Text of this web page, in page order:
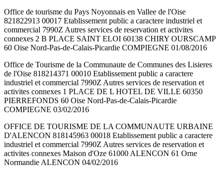
Office de tourisme du Pays Noyonnais en Vallee de l'Oise
821822913 00017 Etablissement public a caractere industriel et
commercial 7990Z Autres services de reservation et activites
connexes 2 B PLACE SAINT ELOI 60138 CHIRY OURSCAMP
60 Oise Nord-Pas-de-Calais-Picardie COMPIEGNE 01/08/2016
Office de Tourisme de la Communaute de Communes des Lisieres
de l'Oise 818214371 00010 Etablissement public a caractere
industriel et commercial 7990Z Autres services de reservation et
activites connexes 1 PLACE DE L HOTEL DE VILLE 60350
PIERREFONDS 60 Oise Nord-Pas-de-Calais-Picardie
COMPIEGNE 03/02/2016
OFFICE DE TOURISME DE LA COMMUNAUTE URBAINE
D'ALENCON 818145963 00018 Etablissement public a caractere
industriel et commercial 7990Z Autres services de reservation et
activites connexes Maison d'Oze 61000 ALENCON 61 Orne
Normandie ALENCON 04/02/2016